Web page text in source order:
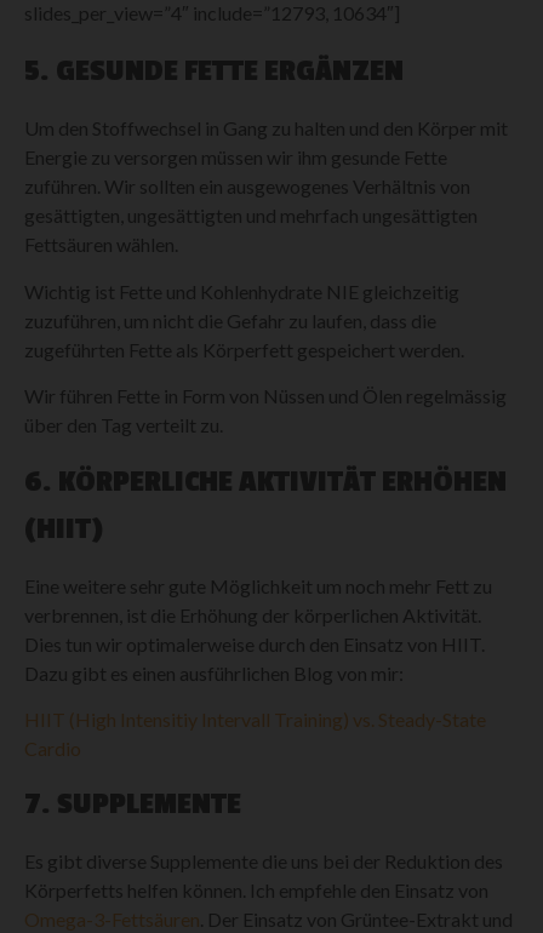
slides_per_view=”4″ include=”12793, 10634″]
5. GESUNDE FETTE ERGÄNZEN
Um den Stoffwechsel in Gang zu halten und den Körper mit
Energie zu versorgen müssen wir ihm gesunde Fette
zuführen. Wir sollten ein ausgewogenes Verhältnis von
gesättigten, ungesättigten und mehrfach ungesättigten
Fettsäuren wählen.
Wichtig ist Fette und Kohlenhydrate NIE gleichzeitig
zuzuführen, um nicht die Gefahr zu laufen, dass die
zugeführten Fette als Körperfett gespeichert werden.
Wir führen Fette in Form von Nüssen und Ölen regelmässig
über den Tag verteilt zu.
6. KÖRPERLICHE AKTIVITÄT ERHÖHEN
(HIIT)
Eine weitere sehr gute Möglichkeit um noch mehr Fett zu
verbrennen, ist die Erhöhung der körperlichen Aktivität.
Dies tun wir optimalerweise durch den Einsatz von HIIT.
Dazu gibt es einen ausführlichen Blog von mir:
HIIT (High Intensitiy Intervall Training) vs. Steady-State
Cardio
7. SUPPLEMENTE
Es gibt diverse Supplemente die uns bei der Reduktion des
Körperfetts helfen können. Ich empfehle den Einsatz von
Omega-3-Fettsäuren . Der Einsatz von Grüntee-Extrakt und